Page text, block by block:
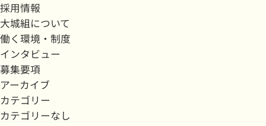
採用情報
大城組について
働く環境・制度
インタビュー
募集要項
アーカイブ
カテゴリー
カテゴリーなし